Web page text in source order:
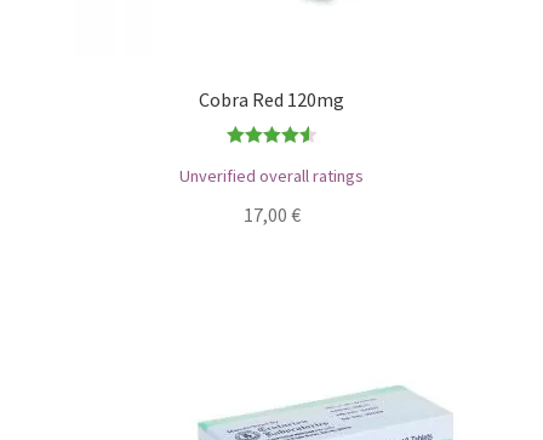
Cobra Red 120mg
mit4.56
von 5
Unverified overall ratings
17,00 €